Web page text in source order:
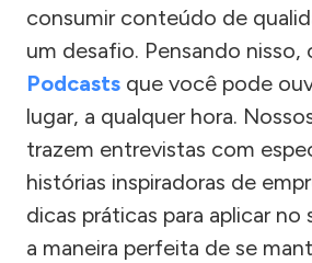
consumir conteúdo de
um desafio. Pensando nisso,
Podcasts que você pode
lugar, a qualquer hora.
trazem entrevistas com
histórias inspiradoras de
dicas práticas para aplicar no
a maneira perfeita de se